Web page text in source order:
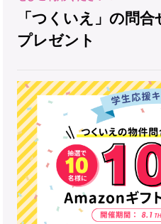
「つくいえ」の問
プレゼント